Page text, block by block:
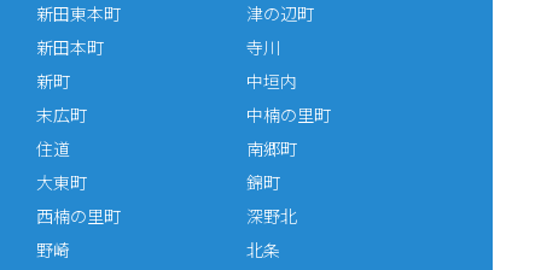
新田東本町
新田本町
新町
末広町
住道
大東町
津の辺町
寺川
中垣内
中楠の里町
南郷町
錦町
西楠の里町
野崎
深野北
北条